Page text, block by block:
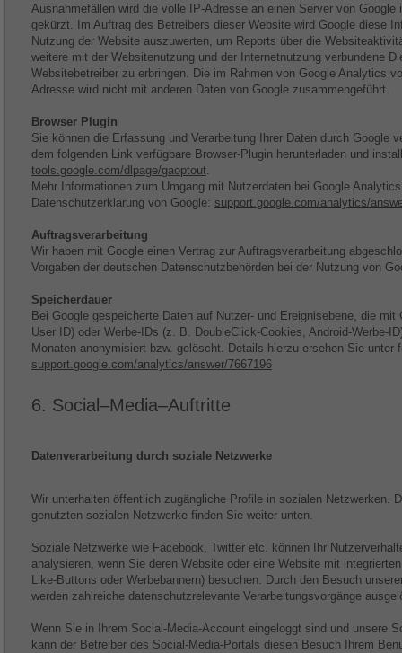
Ausnahmefällen wird die volle IP-Adresse an einen Server von Google
gekürzt. Im Auftrag des Betreibers dieser Website wird Google diese
Nutzung der Website auszuwerten, um Reports über die
weitere mit der Websitenutzung und der Internetnutzung verbundene
Websitebetreiber zu erbringen. Die im Rahmen von Google Analytics
Adresse wird nicht mit anderen Daten von Google zusammengeführt.
Browser Plugin
Sie können die Erfassung und Verarbeitung Ihrer Daten durch Google
dem folgenden Link verfügbare Browser-Plugin herunterladen und
tools.google.com/dlpage/gaoptout.
Mehr Informationen zum Umgang mit Nutzerdaten bei Google
Datenschutzerklärung von Google: support.google.com/analytics/
Auftragsverarbeitung
Wir haben mit Google einen Vertrag zur Auftragsverarbeitung
Vorgaben der deutschen Datenschutzbehörden bei der Nutzung von
Speicherdauer
Bei Google gespeicherte Daten auf Nutzer- und Ereignisebene, die
User ID) oder Werbe-IDs (z. B. DoubleClick-Cookies, Android-Werbe-
Monaten anonymisiert bzw. gelöscht. Details hierzu ersehen Sie unter
support.google.com/analytics/answer/7667196
6. Social–Media–Auftritte
Datenverarbeitung durch soziale Netzwerke
Wir unterhalten öffentlich zugängliche Profile in sozialen Netzwerken.
genutzten sozialen Netzwerke finden Sie weiter unten.
Soziale Netzwerke wie Facebook, Twitter etc. können Ihr
analysieren, wenn Sie deren Website oder eine Website mit
Like-Buttons oder Werbebannern) besuchen. Durch den Besuch
werden zahlreiche datenschutzrelevante Verarbeitungsvorgänge
Wenn Sie in Ihrem Social-Media-Account eingeloggt sind und unsere
kann der Betreiber des Social-Media-Portals diesen Besuch Ihrem